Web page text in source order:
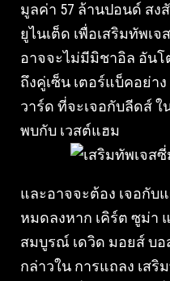
มูลค่า 57 ล้านปอนด์ สง
ยูไนเต็ด เพื่อเสริมทัพเ
อาจจะไม่มีมิชาอิล อันโ
ถึงคู่เซ็น เตอร์แบ็คอย่า
วาร์ด ที่จะเจอกับลีดส์
พบกับ เวสต์แฮม
และอาจจะต้อง เจอกับ
หมดลงหาก เคิร์ต ซูม่า
สมบูรณ์ เดวิด มอยส์ บ
กล่าวใน การแถลง เส